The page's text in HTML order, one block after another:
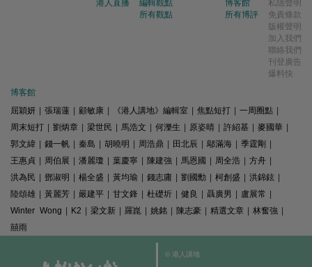
港人直播
編輯觀點
所有觀點
博客館
所有博評
私隱聲明
免責條款
版權聲明
加入我們
聯絡我們
刊登廣告
爆料快
博客館
屈穎妍
張瑞蓮 顧敏康 《港人講地》編輯室 焦點短打 一周圈點
周末短打
劉炳章 梁世民 馬浩文 何濼生 原姿晴 許紹基 麥國華
郭文緯
錢一帆 秦島 胡曉明 周浩鼎 田北辰 鄔滿海 季霆剛
王惠貞
周伯展 潘麗瓊 葉慶寧 陳建強 馬恩國 周全浩 方舟
洪為民
鄧淑明 楊全盛 黃均瑜 錢志庸 劉國勳 柯創盛 洪錦鉉
陸頌雄
黃麗芳 嚴建平 甘文鋒 杜礎圻 健良 聶廣男 盧展常
Winter Wong
K2 梁文新 羅崑 姚銘 陳志豪 精選文章 林奮強
囍雨
© 港人講地